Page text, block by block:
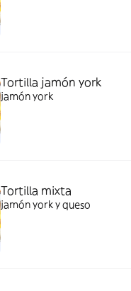
Tortilla jamón york
jamón york
Tortilla mixta
jamón york y queso